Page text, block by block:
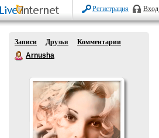
Регистрация Вход
Записи Друзья
Комментарии
Arnusha